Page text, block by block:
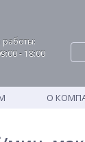
- 18:00
О